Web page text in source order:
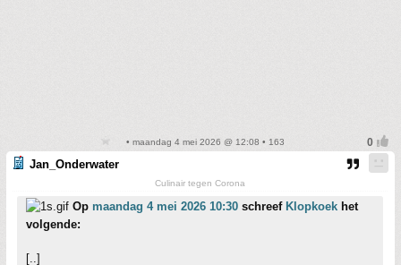
• maandag 4 mei 2026 @ 12:08 • 163
Jan_Onderwater
Culinair tegen Corona
Op maandag 4 mei 2026 10:30 schreef Klopkoek het
volgende:
[..]